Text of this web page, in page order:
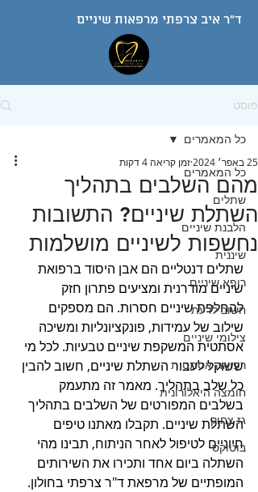
ד"ר איב צרפתי מרפאות שיניים
פוסט
כל המאמרים
שתלים
הלבנת שיניים
שיננית
רופא שיניים
חשוב לדעת
צילומי שיניים
רפואה אסתטית
חומצה היאלורונית
גז צחוק
בוטוקס
כל המאמרים
מהם השלבים בתהליך
השתלת שיניים? התשובות
נחשפות לשיניים מושלמות
25 באפר׳ 2024 זמן קריאה 4 דקות
שתלים דנטליים הם אבן היסוד ברפואת
שיניים מודרנית ומציעים פתרון חזק
להחלפת שיניים חסרות. הם מספקים
שילוב של עמידות, פונקציונליות ומשיכה
אסתטית המשקפת שיניים טבעיות. לכל מי
ששוקל לעבור השתלת שיניים, חשוב להבין
כל שלב בתהליך. מאמר זה מתעמק
בשלבים המפורטים של השלבים בתהליך
השתלת שיניים. תקבלו מאתנו טיפים
חיוניים לטיפול לאחר הניתוח, תבינו מהי
השתלה ביום אחד ותכירו את השירותים
המופתיים של מרפאת ד"ר צרפתי בחולון.